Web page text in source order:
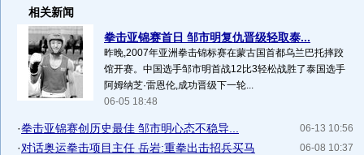
相关新闻
拳击亚锦赛首日 邹市明复仇晋级轻取泰...
昨晚,2007年亚洲拳击锦标赛在蒙古国首都乌兰巴托摔跤
馆开赛。中国选手邹市明首战12比3轻松战胜了泰国选手
阿姆纳芝·雷恩伦,成功晋级下一轮...
06-05 18:48
06-13 10:56
·拳击亚锦赛创历史最佳 邹市明心态不稳导...
06-08 10:37
·对话奥运拳击项目主任 岳岩:重拳出击招兵买马